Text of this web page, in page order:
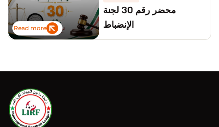
محضر رقم 30 لجنة
الإنضباط
Read more